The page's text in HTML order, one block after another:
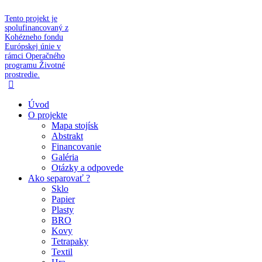
Tento projekt je
spolufinancovaný z
Kohézneho fondu
Európskej únie v
rámci Operačného
programu Životné
prostredie.
Úvod
O projekte
Mapa stojísk
Abstrakt
Financovanie
Galéria
Otázky a odpovede
Ako separovať ?
Sklo
Papier
Plasty
BRO
Kovy
Tetrapaky
Textil